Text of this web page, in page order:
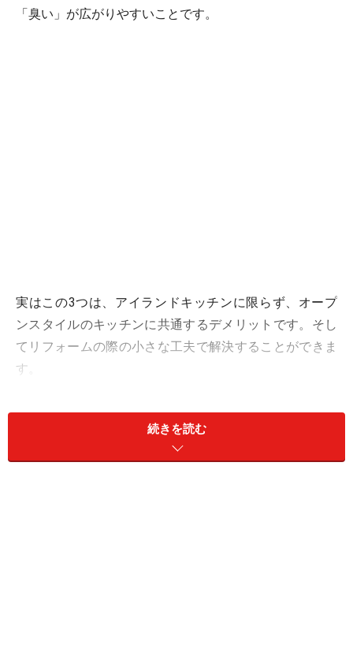
「臭い」が広がりやすいことです。
実はこの3つは、アイランドキッチンに限らず、オープ
ンスタイルのキッチンに共通するデメリットです。そし
てリフォームの際の小さな工夫で解決することができま
す。
アイランドキッチンのデメリット、油はね
続きを読む